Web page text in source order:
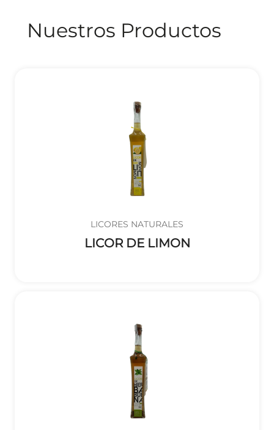
Nuestros Productos
LICORES NATURALES
LICOR DE LIMON